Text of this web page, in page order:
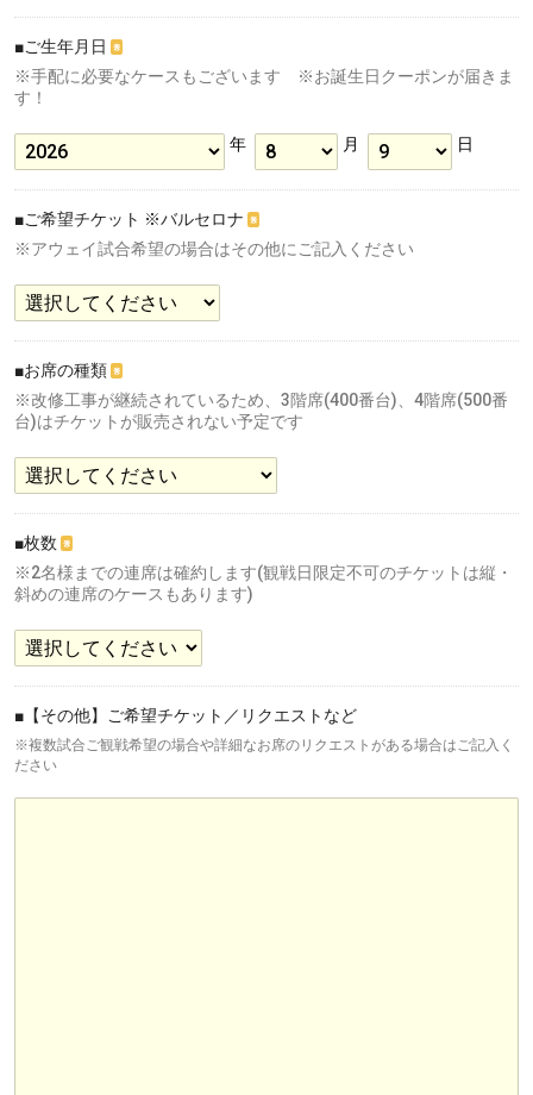
■ご生年月日 ※
※手配に必要なケースもございます ※お誕生日クーポンが届きま
す！
年 月 日
■ご希望チケット ※バルセロナ ※
※アウェイ試合希望の場合はその他にご記入ください
■お席の種類 ※
※改修工事が継続されているため、3階席(400番台)、4階席(500番
台)はチケットが販売されない予定です
■枚数 ※
※2名様までの連席は確約します(観戦日限定不可のチケットは縦・
斜めの連席のケースもあります)
■【その他】ご希望チケット／リクエストなど
※複数試合ご観戦希望の場合や詳細なお席のリクエストがある場合はご記入く
ださい